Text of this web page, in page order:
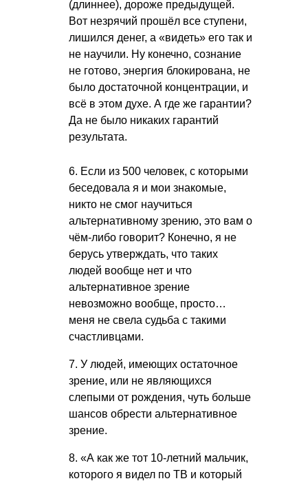
(длиннее), дороже предыдущей.
Вот незрячий прошёл все ступени,
лишился денег, а «видеть» его так и
не научили. Ну конечно, сознание
не готово, энергия блокирована, не
было достаточной концентрации, и
всё в этом духе. А где же гарантии?
Да не было никаких гарантий
результата.
6. Если из 500 человек, с которыми
беседовала я и мои знакомые,
никто не смог научиться
альтернативному зрению, это вам о
чём-либо говорит? Конечно, я не
берусь утверждать, что таких
людей вообще нет и что
альтернативное зрение
невозможно вообще, просто…
меня не свела судьба с такими
счастливцами.
7. У людей, имеющих остаточное
зрение, или не являющихся
слепыми от рождения, чуть больше
шансов обрести альтернативное
зрение.
8. «А как же тот 10-летний мальчик,
которого я видел по ТВ и который